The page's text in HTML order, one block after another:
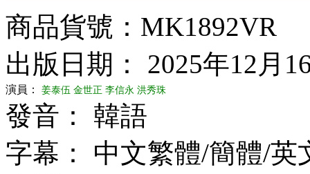
商品貨號：MK1892VR
出版日期： 2025年12月
演員： 姜泰伍 金世正 李信永 洪秀珠
發音： 韓語
字幕： 中文繁體/簡體/英